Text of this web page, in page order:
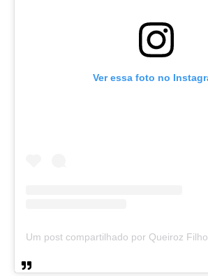
Ver essa foto no
Um post compartilhado por Queiroz